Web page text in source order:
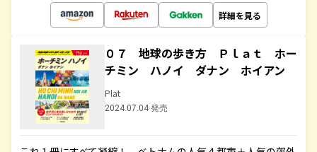
詳細を見る
０７ 地球の歩き方 Ｐｌａｔ ホー
チミン ハノイ ダナン ホイアン
Plat
2024.07.04 発売